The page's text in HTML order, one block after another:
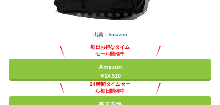
出典： Amazon
毎日お得なタイム
セール開催中
Amazon
￥24,510
24時間タイムセー
ル毎日開催中